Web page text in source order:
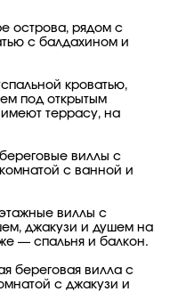
острова, рядом с
с балдахином и
кроватью,
под открытым
террасу, на
виллы с
с ванной и
виллы с
джакузи и душем на
— спальня и балкон.
береговая вилла с
с джакузи и